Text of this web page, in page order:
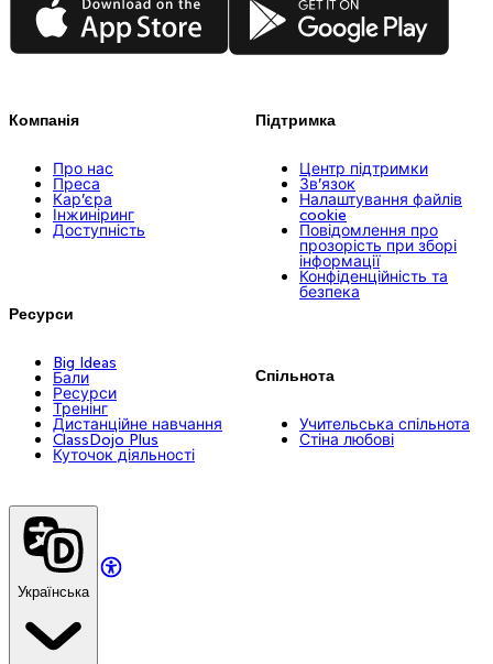
Компанія
Про нас
Преса
Кар’єра
Інжиніринг
Доступність
Ресурси
Big Ideas
Бали
Ресурси
Тренінг
Дистанційне навчання
ClassDojo Plus
Куточок діяльності
Підтримка
Центр підтримки
Зв’язок
Налаштування файлів
cookie
Повідомлення про
прозорість при зборі
інформації
Конфіденційність та
безпека
Спільнота
Учительська спільнота
Стіна любові
Українська